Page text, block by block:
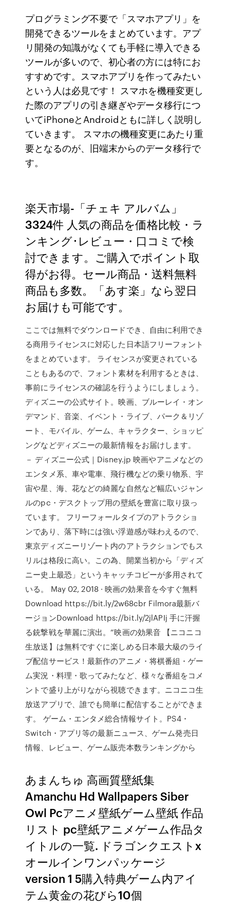
プログラミング不要で「スマホアプリ」を
開発できるツールをまとめています。アプ
リ開発の知識がなくても手軽に導入できる
ツールが多いので、初心者の方には特にお
すすめです。スマホアプリを作ってみたい
という人は必見です！ スマホを機種変更し
た際のアプリの引き継ぎやデータ移行につ
いてiPhoneとAndroidともに詳しく説明し
ていきます。 スマホの機種変更にあたり重
要となるのが、旧端末からのデータ移行で
す。
楽天市場-「チェキ アルバム」
3324件 人気の商品を価格比較・ラ
ンキング･レビュー・口コミで検
討できます。ご購入でポイント取
得がお得。セール商品・送料無料
商品も多数。「あす楽」なら翌日
お届けも可能です。
ここでは無料でダウンロードでき、自由に利用でき
る商用ライセンスに対応した日本語フリーフォント
をまとめています。 ライセンスが変更されている
こともあるので、フォント素材を利用するときは、
事前にライセンスの確認を行うようにしましょう。
ディズニーの公式サイト。映画、ブルーレイ・オン
デマンド、音楽、イベント・ライブ、パーク＆リゾ
ート、モバイル、ゲーム、キャラクター、ショッピ
ングなどディズニーの最新情報をお届けします。
－ ディズニー公式｜Disney.jp 映画やアニメなどの
エンタメ系、車や電車、飛行機などの乗り物系、宇
宙や星、海、花などの綺麗な自然など幅広いジャン
ルのpc・デスクトップ用の壁紙を豊富に取り扱っ
ています。 フリーフォールタイプのアトラクショ
ンであり、落下時には強い浮遊感が味わえるので、
東京ディズニーリゾート内のアトラクションでもス
リルは格段に高い。この為、開業当初から「ディズ
ニー史上最恐」というキャッチコピーが多用されて
いる。 May 02, 2018 · 映画の効果音を今すぐ無料
Download https://bit.ly/2w68cbr Filmora最新バ
ージョンDownload https://bit.ly/2jlAPIj 手に汗握
る銃撃戦を華麗に演出。“映画の効果音 【ニコニコ
生放送】は無料ですぐに楽しめる日本最大級のライ
ブ配信サービス！最新作のアニメ・将棋番組・ゲー
ム実況・料理・歌ってみたなど、様々な番組をコメ
ントで盛り上がりながら視聴できます。ニコニコ生
放送アプリで、誰でも簡単に配信することができま
す。 ゲーム・エンタメ総合情報サイト。PS4・
Switch・アプリ等の最新ニュース、ゲーム発売日
情報、レビュー、ゲーム販売本数ランキングから
あまんちゅ 高画質壁紙集
Amanchu Hd Wallpapers Siber
Owl Pcアニメ壁紙ゲーム壁紙 作品
リスト pc壁紙アニメゲーム作品タ
イトルの一覧. ドラゴンクエストx
オールインワンパッケージ
version 1 5購入特典ゲーム内アイ
テム黄金の花びら10個